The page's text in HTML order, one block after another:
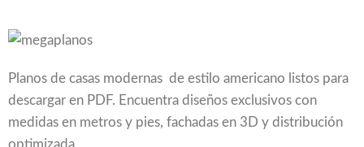
Planos de casas modernas de estilo americano listos para
descargar en PDF. Encuentra diseños exclusivos con
medidas en metros y pies, fachadas en 3D y distribución